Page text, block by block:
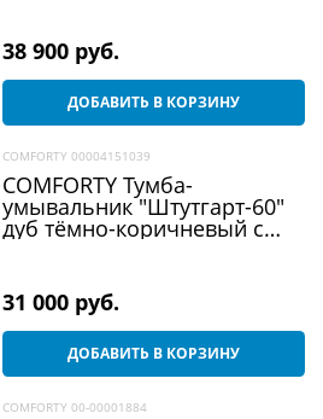
38 900 руб.
ДОБАВИТЬ В КОРЗИНУ
COMFORTY 00004151039
COMFORTY Тумба-
умывальник "Штутгарт-60"
дуб тёмно-коричневый с
31 000 руб.
ДОБАВИТЬ В КОРЗИНУ
COMFORTY 00-00001884